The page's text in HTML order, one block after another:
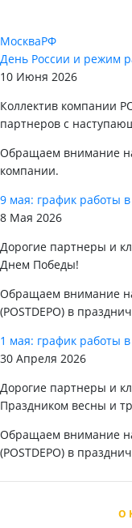
МоскваРФ
День России и режим
10 Июня 2026
Коллектив компании
партнеров с
Обращаем внимание
компании.
9 мая: график работы
8 Мая 2026
Дорогие партнеры и
Днем Победы!
Обращаем внимание
(POSTDEPO) в
1 мая: график работы
30 Апреля 2026
Дорогие партнеры и
Праздником весны и
Обращаем внимание
(POSTDEPO) в
О